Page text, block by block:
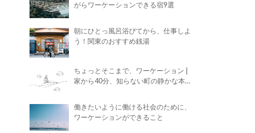
がらワーケーションできる宿9選
朝にひとっ風呂浴びてから、仕事しよ
う！関東のおすすめ銭湯
ちょっとそこまで、ワーケーション |
家から40分、知らない町の静かな本屋
働きたいように働ける社会のために、
ワーケーションができること